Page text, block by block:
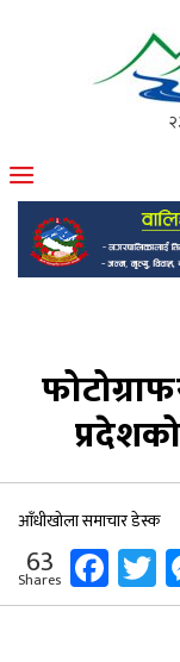
मोफसलकै
आँधीखोला समाचार डेस्क
63
Shares